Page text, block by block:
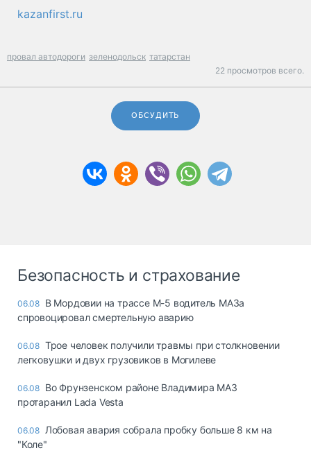
kazanfirst.ru
провал автодороги зеленодольск татарстан
22 просмотров всего.
ОБСУДИТЬ
Безопасность и страхование
06.08 В Мордовии на трассе М-5 водитель МАЗа
спровоцировал смертельную аварию
06.08 Трое человек получили травмы при столкновении
легковушки и двух грузовиков в Могилеве
06.08 Во Фрунзенском районе Владимира МАЗ
протаранил Lada Vesta
06.08 Лобовая авария собрала пробку больше 8 км на
"Коле"